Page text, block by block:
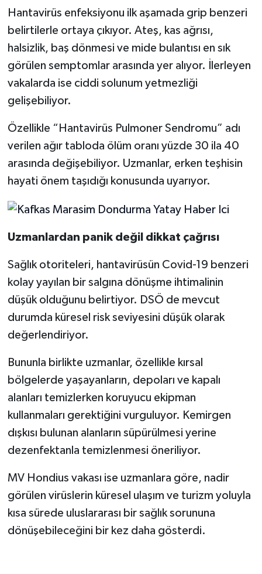
Hantavirüs enfeksiyonu ilk aşamada grip benzeri
belirtilerle ortaya çıkıyor. Ateş, kas ağrısı,
halsizlik, baş dönmesi ve mide bulantısı en sık
görülen semptomlar arasında yer alıyor. İlerleyen
vakalarda ise ciddi solunum yetmezliği
gelişebiliyor.
Özellikle “Hantavirüs Pulmoner Sendromu” adı
verilen ağır tabloda ölüm oranı yüzde 30 ila 40
arasında değişebiliyor. Uzmanlar, erken teşhisin
hayati önem taşıdığı konusunda uyarıyor.
Uzmanlardan panik değil dikkat çağrısı
Sağlık otoriteleri, hantavirüsün Covid-19 benzeri
kolay yayılan bir salgına dönüşme ihtimalinin
düşük olduğunu belirtiyor. DSÖ de mevcut
durumda küresel risk seviyesini düşük olarak
değerlendiriyor.
Bununla birlikte uzmanlar, özellikle kırsal
bölgelerde yaşayanların, depoları ve kapalı
alanları temizlerken koruyucu ekipman
kullanmaları gerektiğini vurguluyor. Kemirgen
dışkısı bulunan alanların süpürülmesi yerine
dezenfektanla temizlenmesi öneriliyor.
MV Hondius vakası ise uzmanlara göre, nadir
görülen virüslerin küresel ulaşım ve turizm yoluyla
kısa sürede uluslararası bir sağlık sorununa
dönüşebileceğini bir kez daha gösterdi.